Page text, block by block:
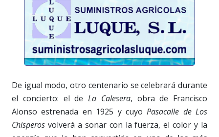
De igual modo, otro centenario se celebrará durante
el concierto: el de La Calesera, obra de Francisco
Alonso estrenada en 1925 y cuyoPasacalle de Los
Chisperos volverá a sonar con la fuerza, el color y la